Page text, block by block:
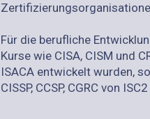
Für die berufliche
Kurse wie CISA, CISM und
ISACA entwickelt wurden,
CISSP, CCSP, CGRC von